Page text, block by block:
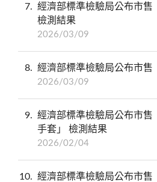
7
經濟部標準檢驗局公布市售
檢測結果
2026/03/09
8 經濟部標準檢驗局公布市售
2026/03/09
9
經濟部標準檢驗局公布市售
手套」 檢測結果
2026/02/04
10 經濟部標準檢驗局公布市售